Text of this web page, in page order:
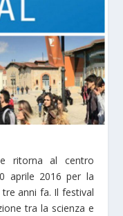
ritorna al centro
aprile 2016 per la
anni fa. Il festival
tra la scienza e